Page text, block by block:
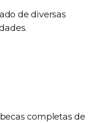
de diversas
completas de